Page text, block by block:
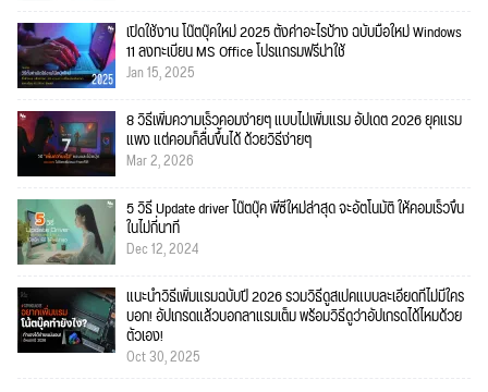
เปิดใช้งาน โน๊ตบุ๊คใหม่ 2025 ตั้งค่าอะไรบ้าง ฉบับมือใหม่ Windows
11 ลงทะเบียน MS Office โปรแกรมฟรีน่าใช้
Jan 15, 2025
8 วิธีเพิ่มความเร็วคอมง่ายๆ แบบไม่เพิ่มแรม อัปเดต 2026 ยุคแรม
แพง แต่คอมก็ลื่นขึ้นได้ ด้วยวิธีง่ายๆ
Mar 2, 2026
5 วิธี Update driver โน๊ตบุ๊ค พีซีใหม่ล่าสุด จะอัตโนมัติ ให้คอมเร็วขึ้น
ในไม่กี่นาที
Dec 12, 2024
แนะนำวิธีเพิ่มแรมฉบับปี 2026 รวมวิธีดูสเปคแบบละเอียดที่ไม่มีใคร
บอก! อัปเกรดแล้วบอกลาแรมเต็ม พร้อมวิธีดูว่าอัปเกรดได้ไหมด้วย
ตัวเอง!
Oct 30, 2025